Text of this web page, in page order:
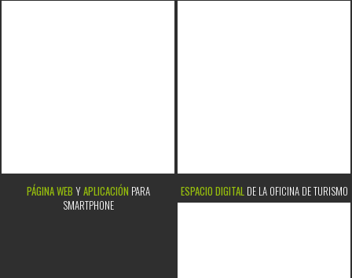
PÁGINA WEB YAPLICACIÓN PARA
SMARTPHONE
ESPACIO DIGITAL DE LA OFICINA DE TURISMO